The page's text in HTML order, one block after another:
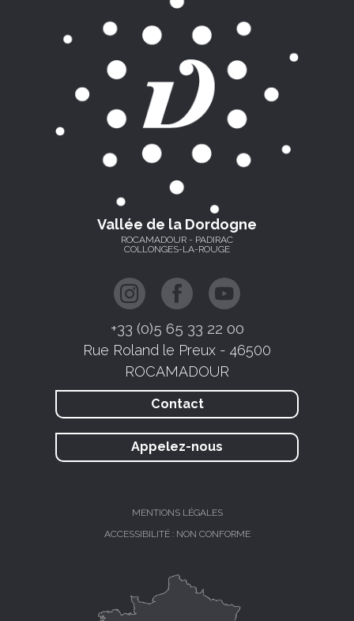
Vallée de la Dordogne
ROCAMADOUR - PADIRAC
COLLONGES-LA-ROUGE
+33 (0)5 65 33 22 00
Rue Roland le Preux - 46500
ROCAMADOUR
Contact
Appelez-nous
MENTIONS LÉGALES
ACCESSIBILITÉ : NON CONFORME